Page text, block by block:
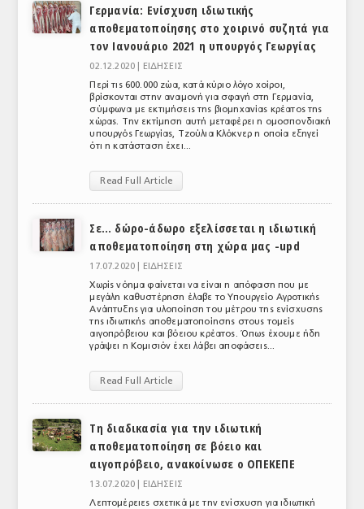
ΕΛΛΗΝΙΚΗ ΝΟΜΟΘΕΣΙΑ
ΣΥΝΕΔΡΙΟ ΚΡΕΑΤΟΣ
Γερμανία: Ενίσχυση ιδιωτικής
αποθεματοποίησης στο χοιρινό συζητά για
τον Ιανουάριο 2021 η υπουργός Γεωργίας
02.12.2020 |
ΕΙΔΗΣΕΙΣ
Περί τις 600.000 ζώα, κατά κύριο λόγο χοίροι,
βρίσκονται στην αναμονή για σφαγή στη Γερμανία,
σύμφωνα με εκτιμήσεις της βιομηχανίας κρέατος της
χώρας. Την εκτίμηση αυτή μεταφέρει η ομοσπονδιακή
υπουργός Γεωργίας, Τζούλια Κλόκνερ η οποία εξηγεί
ότι η κατάσταση έχει...
Read Full Article
Σε… δώρο-άδωρο εξελίσσεται η ιδιωτική
αποθεματοποίηση στη χώρα μας -upd
17.07.2020 |
ΕΙΔΗΣΕΙΣ
Χωρίς νόημα φαίνεται να είναι η απόφαση που με
μεγάλη καθυστέρηση έλαβε το Υπουργείο Αγροτικής
Ανάπτυξης για υλοποίηση του μέτρου της ενίσχυσης
της ιδιωτικής αποθεματοποίησης στους τομείς
αιγοπρόβειου και βόειου κρέατος. Όπως έχουμε ήδη
γράψει η Κομισιόν έχει λάβει αποφάσεις...
Read Full Article
Τη διαδικασία για την ιδιωτική
αποθεματοποίηση σε βόειο και
αιγοπρόβειο, ανακοίνωσε ο ΟΠΕΚΕΠΕ
13.07.2020 |
ΕΙΔΗΣΕΙΣ
Λεπτομέρειες σχετικά με την ενίσχυση για ιδιωτική